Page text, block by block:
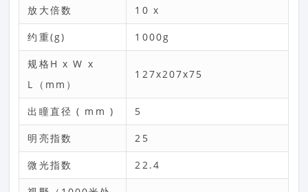
放大倍数 10 x
约重(g) 1000g
规格H x W x
L（mm）
127x207x75
出瞳直径 ( mm ) 5
明亮指数 25
微光指数 22.4